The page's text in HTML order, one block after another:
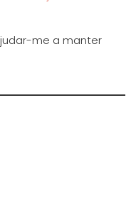
me a manter